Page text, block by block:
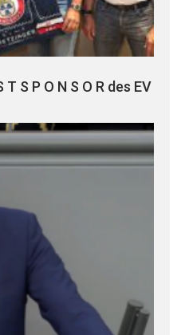
S P O N S O R des EV